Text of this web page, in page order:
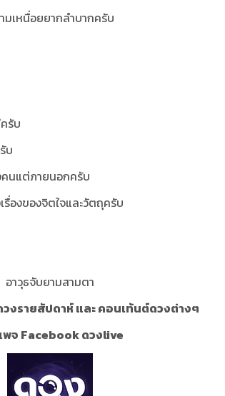
เหนื่อยยากลำบากครับ
รับ
บ
นแต่ภายนอกครับ
องของจิตใจและวัตถุครับ
อาวุธจับยามสามตา
งรายสัปดาห์ และ คอนเท้นต์ดวงต่างๆ
พจ Facebook ดวงlive